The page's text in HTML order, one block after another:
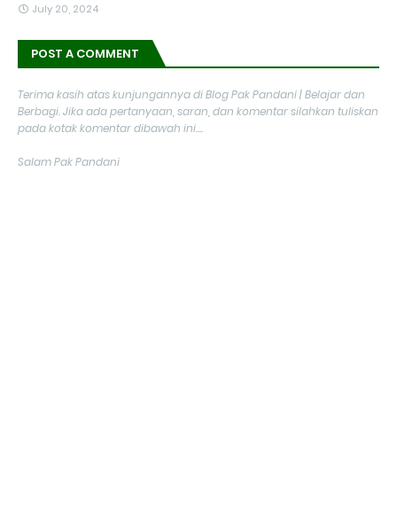
July 20, 2024
POST A COMMENT
Terima kasih atas kunjungannya di Blog Pak Pandani | Belajar dan
Berbagi. Jika ada pertanyaan, saran, dan komentar silahkan tuliskan
pada kotak komentar dibawah ini....
Salam Pak Pandani